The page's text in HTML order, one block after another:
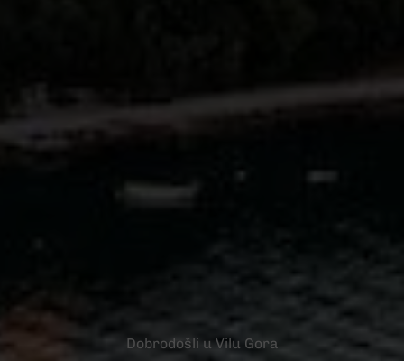
Dobrodošli u Vilu Gora